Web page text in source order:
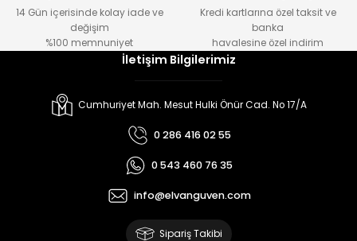
14 Gün içerisinde kolay iade ve
değişim
%100 memnuniyet
Kredi kartlarına özel taksit ve
banka
havalesine özel indirim
İletişim Bilgilerimiz
Cumhuriyet Mah. Mesut Hulki Önür Cad. No 17/A
0 286 416 02 55
0 543 460 76 35
info@elvanguven.com
Sipariş Takibi